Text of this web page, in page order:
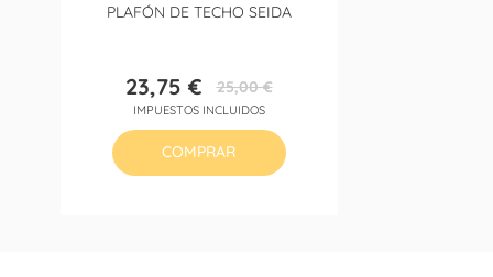
PLAFÓN DE TECHO SEIDA
Precio
23,75 €Precio
base
25,00 €
IMPUESTOS INCLUIDOS
COMPRAR